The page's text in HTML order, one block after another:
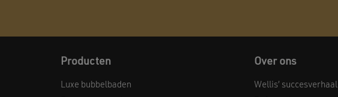
Producten
Luxe bubbelbaden
Over ons
Wellis’ succesverhaal